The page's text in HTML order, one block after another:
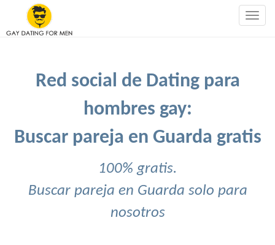
Red social de Dating para
hombres gay:
Buscar pareja en Guarda gratis
100% gratis.
Buscar pareja en Guarda solo para
nosotros